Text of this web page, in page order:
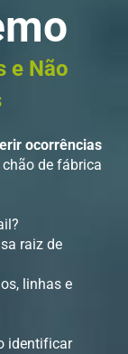
e Não
ocorrências
de fábrica
?
raiz de
linhas e
identificar